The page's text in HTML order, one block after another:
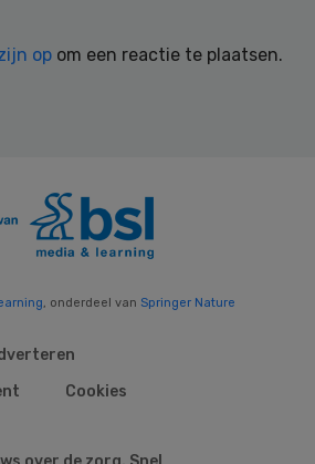
op om een reactie te plaatsen.
, onderdeel van Springer Nature
Cookies